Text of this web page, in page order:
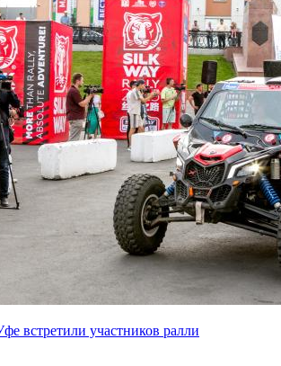
встретили участников ралли